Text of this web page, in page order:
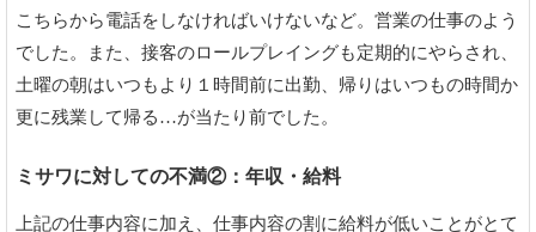
こちらから電話をしなければいけないなど。営業の仕事のよう
でした。また、接客のロールプレイングも定期的にやらされ、
土曜の朝はいつもより１時間前に出勤、帰りはいつもの時間か
更に残業して帰る…が当たり前でした。
ミサワに対しての不満②：年収・給料
上記の仕事内容に加え、仕事内容の割に給料が低いことがとて